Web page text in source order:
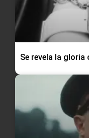
Se revela la gloria